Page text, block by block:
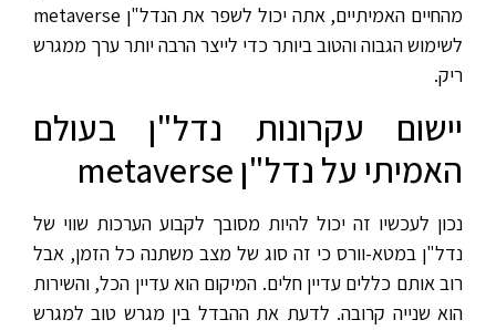
מהחיים האמיתיים, אתה יכול לשפר את הנדל"ן metaverse
לשימוש הגבוה והטוב ביותר כדי לייצר הרבה יותר ערך ממגרש
ריק.
יישום עקרונות נדל"ן בעולם
האמיתי על נדל"ן metaverse
נכון לעכשיו זה יכול להיות מסובך לקבוע הערכות שווי של
נדל"ן במטא-וורס כי זה סוג של מצב משתנה כל הזמן, אבל
רוב אותם כללים עדיין חלים. המיקום הוא עדיין הכל, והשירות
הוא שנייה קרובה. לדעת את ההבדל בין מגרש טוב למגרש